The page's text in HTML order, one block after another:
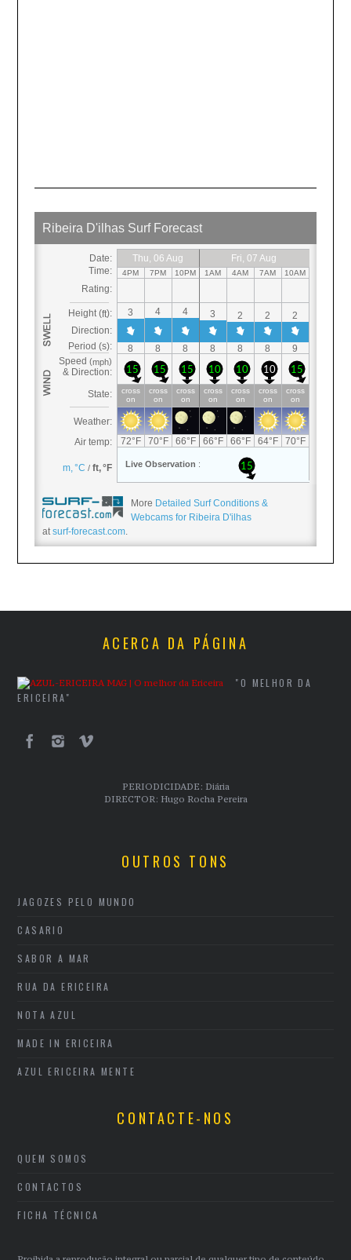
More Detailed Surf Conditions &
Webcams for Ribeira D'ilhas
atsurf-forecast.com.
ACERCA DA PÁGINA
"O MELHOR DA
ERICEIRA"
PERIODICIDADE: Diária
DIRECTOR: Hugo Rocha Pereira
OUTROS TONS
JAGOZES PELO MUNDO
CASARIO
SABOR A MAR
RUA DA ERICEIRA
NOTA AZUL
MADE IN ERICEIRA
AZUL ERICEIRA MENTE
CONTACTE-NOS
QUEM SOMOS
CONTACTOS
FICHA TÉCNICA